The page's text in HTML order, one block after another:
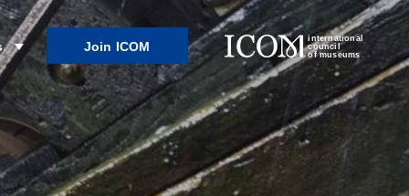
Join ICOM
international
council
of museums